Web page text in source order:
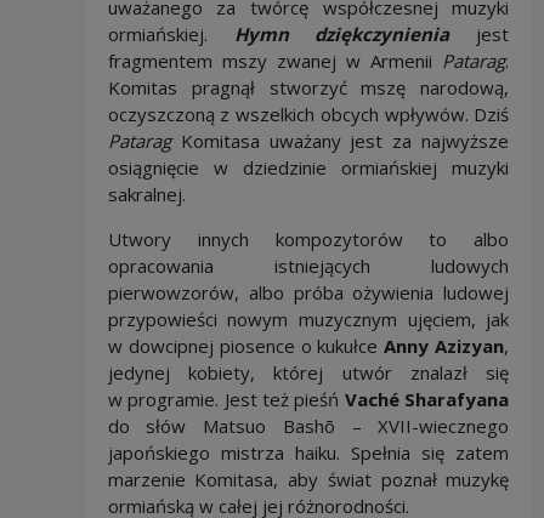
uważanego za twórcę współczesnej muzyki
ormiańskiej. Hymn dziękczynieniajest
fragmentem mszy zwanej w Armenii Patarag.
Komitas pragnął stworzyć mszę narodową,
oczyszczoną z wszelkich obcych wpływów. Dziś
PataragKomitasa uważany jest za najwyższe
osiągnięcie w dziedzinie ormiańskiej muzyki
sakralnej.
Utwory innych kompozytorów to albo
opracowania istniejących ludowych
pierwowzorów, albo próba ożywienia ludowej
przypowieści nowym muzycznym ujęciem, jak
w dowcipnej piosence o kukułceAnny Azizyan,
jedynej kobiety, której utwór znalazł się
w programie. Jest też pieśń Vaché Sharafyana
do słów Matsuo Bashõ – XVII-wiecznego
japońskiego mistrza haiku. Spełnia się zatem
marzenie Komitasa, aby świat poznał muzykę
ormiańską w całej jej różnorodności.